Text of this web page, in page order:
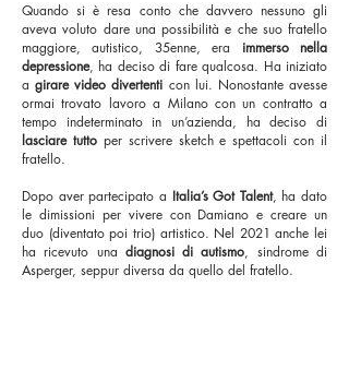
Quando si è resa conto che davvero nessuno gli
aveva voluto dare una possibilità e che suo fratello
maggiore, autistico, 35enne, era immerso nella
depressione, ha deciso di fare qualcosa. Ha iniziato
agirare video divertenti con lui. Nonostante avesse
ormai trovato lavoro a Milano con un contratto a
tempo indeterminato in un’azienda, ha deciso di
lasciare tuttoper scrivere sketch e spettacoli con il
fratello.
Dopo aver partecipato a Italia’s Got Talent, ha dato
le dimissioni per vivere con Damiano e creare un
duo (diventato poi trio) artistico. Nel 2021 anche lei
ha ricevuto una diagnosi di autismo, sindrome di
Asperger, seppur diversa da quello del fratello.